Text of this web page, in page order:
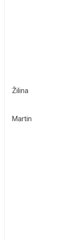
Žilina
Martin